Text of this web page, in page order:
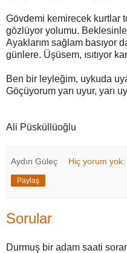
Gövdemi kemirecek kurtlar
gözlüyor yolumu.
Ayaklarım sağlam basıyor
günlere. Üşüsem, ısıtıyor
Ben bir leyleğim, uykuda
Göçüyorum yarı uyur, yarı
Ali Püsküllüoğlu
Aydın Güleç Hiç yorum yok:
Paylaş
Sorular
Durmuş bir adam saati sorar